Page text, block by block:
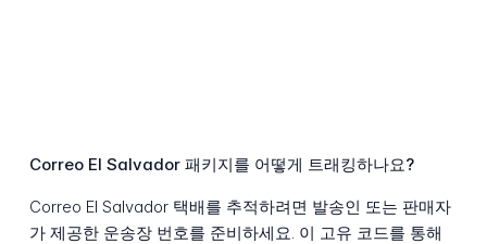
Correo El Salvador 패키지를 어떻게 트래킹하나요?
Correo El Salvador 택배를 추적하려면 발송인 또는 판매자
가 제공한 운송장 번호를 준비하세요. 이 고유 코드를 통해